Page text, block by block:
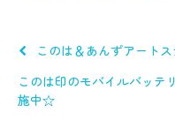
このは＆あんずアート
このは印のモバイルバッテ
施中☆